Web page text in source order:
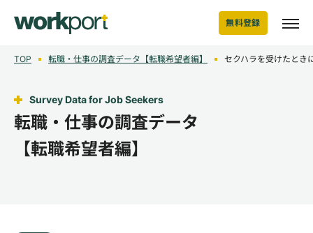
無料登録
TOP 転職・仕事の調査データ【転職希望者編】 セクハラを受けたとき
Survey Data for Job Seekers
転職・仕事の調査データ
【転職希望者編】